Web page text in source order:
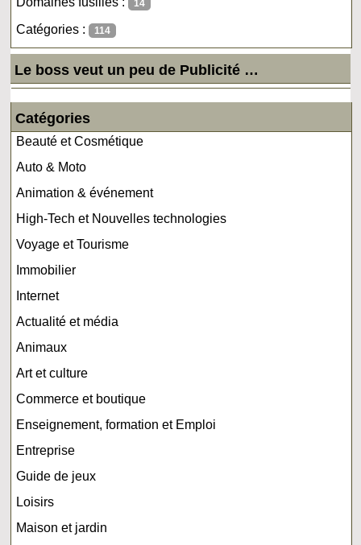
14
Catégories : 114
Le boss veut un peu de Publicité …
Catégories
Beauté et Cosmétique
Auto & Moto
Animation & événement
High-Tech et Nouvelles technologies
Voyage et Tourisme
Immobilier
Internet
Actualité et média
Animaux
Art et culture
Commerce et boutique
Enseignement, formation et Emploi
Entreprise
Guide de jeux
Loisirs
Maison et jardin